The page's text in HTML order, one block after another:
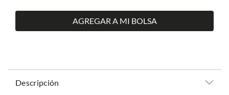
AGREGAR A MI BOLSA
Descripción